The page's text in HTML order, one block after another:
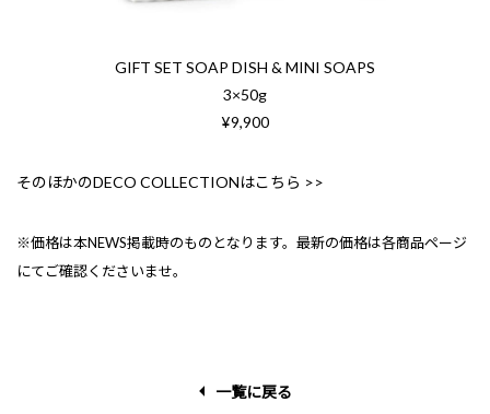
GIFT SET SOAP DISH & MINI SOAPS
3×50g
¥9,900
そのほかのDECO COLLECTIONはこちら >>
※価格は本NEWS掲載時のものとなります。最新の価格は各商品ページ
にてご確認くださいませ。
一覧に戻る